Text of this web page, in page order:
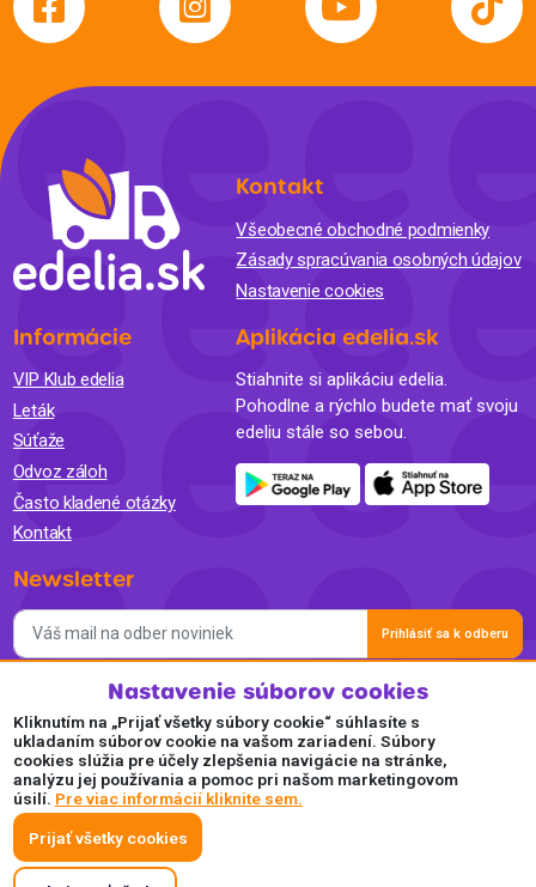
Kontakt
Všeobecné obchodné podmienky
Zásady spracúvania osobných údajov
Nastavenie cookies
Informácie
VIP Klub edelia
Leták
Súťaže
Odvoz záloh
Často kladené otázky
Kontakt
Aplikácia edelia.sk
Stiahnite si aplikáciu edelia.
Pohodlne a rýchlo budete mať svoju
edeliu stále so sebou.
Newsletter
Prihlásiť sa k odberu
Súhlasím so spracovaním osobných údajov a so zasielaním
newslettra na marketingové účely a oboznámil som sa so
Zásadami ochrany osobných údajov.
Akceptujeme
Plaťte pohodlne a bezpečne online.
Nastavenie súborov cookies
Kliknutím na „Prijať všetky súbory cookie“ súhlasíte s
ukladaním súborov cookie na vašom zariadení. Súbory
cookies slúžia pre účely zlepšenia navigácie na stránke,
analýzu jej používania a pomoc pri našom marketingovom
úsilí. Pre viac informácií kliknite sem.
Prijať všetky cookies